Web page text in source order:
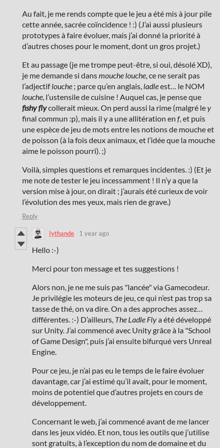
Au fait, je me rends compte que le jeu a été mis à jour pile
cette année, sacrée coïncidence ! :) (J’ai aussi plusieurs
prototypes à faire évoluer, mais j’ai donné la priorité à
d’autres choses pour le moment, dont un gros projet.)
Et au passage (je me trompe peut-être, si oui, désolé XD),
je me demande si dansmouche louche, ce ne serait pas
l’adjectiflouche ; parce qu’en anglais, ladleest… le NOM
louche, l’ustensile de cuisine ! Auquel cas, je pense que
fishy flycollerait mieux. On perd aussi la rime (malgré ley
final commun :p), mais il y a une allitération en f, et puis
une espèce de jeu de mots entre les notions de mouche et
de poisson (à la fois deux animaux, et l’idée que la mouche
aime le poisson pourri). ;)
Voilà, simples questions et remarques incidentes. :) (Et je
me note de tester le jeu incessamment ! Il n’y a que la
version mise à jour, on dirait ; j’aurais été curieux de voir
l’évolution des mes yeux, mais rien de grave.)
Reply
lythande 1 year ago
Hello :-)
Merci pour ton message et tes suggestions !
Alors non, je ne me suis pas "lancée" via Gamecodeur.
Je privilégie les moteurs de jeu, ce qui n’est pas trop sa
tasse de thé, on va dire. On a des approches assez…
différentes. :-) D’ailleurs, The Ladle Flya été développé
sur Unity. J’ai commencé avec Unity grâce à la "School
of Game Design", puis j’ai ensuite bifurqué vers Unreal
Engine.
Pour ce jeu, je n’ai pas eu le temps de le faire évoluer
davantage, car j’ai estimé qu’il avait, pour le moment,
moins de potentiel que d’autres projets en cours de
développement.
Concernant le web, j’ai commencé avant de me lancer
dans les jeux vidéo. Et non, tous les outils que j’utilise
sont gratuits, à l’exception du nom de domaine et du